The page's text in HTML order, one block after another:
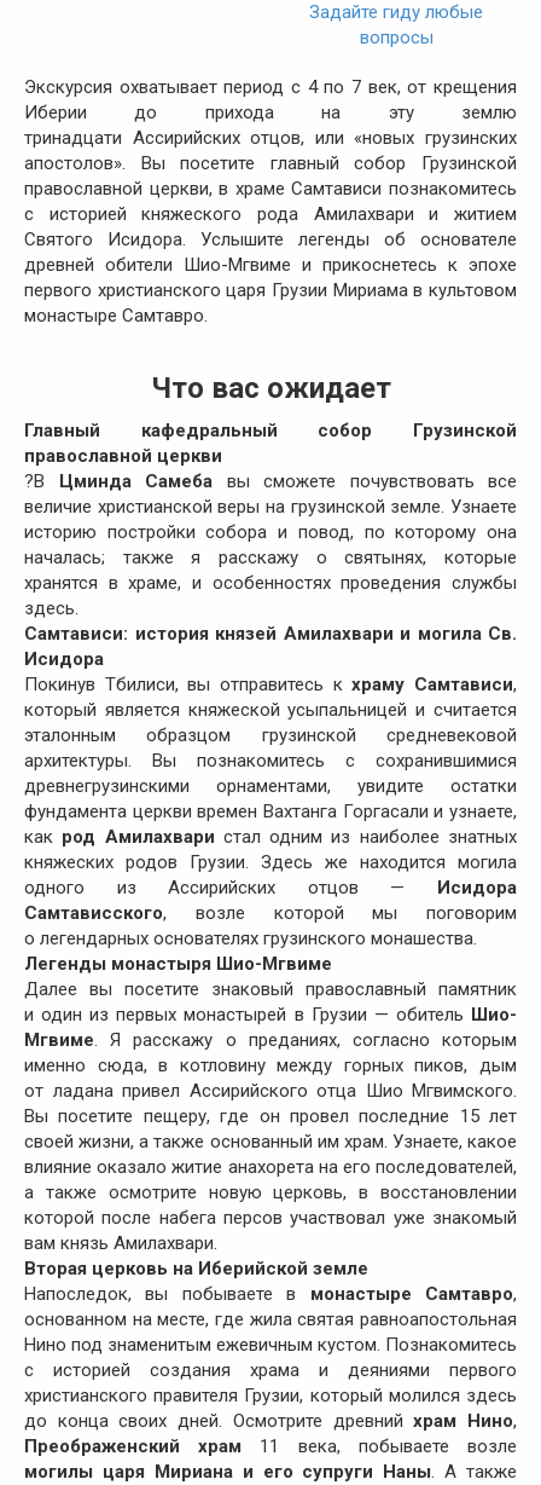
Задайте гиду любые
вопросы
Экскурсия охватывает период с 4 по 7 век, от крещения
Иберии до прихода на эту землю
тринадцати Ассирийских отцов, или «новых грузинских
апостолов». Вы посетите главный собор Грузинской
православной церкви, в храме Самтависи познакомитесь
с историей княжеского рода Амилахвари и житием
Святого Исидора. Услышите легенды об основателе
древней обители Шио-Мгвиме и прикоснетесь к эпохе
первого христианского царя Грузии Мириама в культовом
монастыре Самтавро.
Что вас ожидает
Главный кафедральный собор Грузинской
православной церкви
?В
Цминда Самеба вы сможете почувствовать все
величие христианской веры на грузинской земле. Узнаете
историю постройки собора и повод, по которому она
началась; также я расскажу о святынях, которые
хранятся в храме, и особенностях проведения службы
здесь.
Самтависи: история князей Амилахвари и могила Св.
Исидора
Покинув Тбилиcи, вы отправитесь кхраму Самтависи,
который является княжеской усыпальницей и считается
эталонным образцом грузинской средневековой
архитектуры. Вы познакомитесь с сохранившимися
древнегрузинскими орнаментами, увидите остатки
фундамента церкви времен Вахтанга Горгасали и узнаете,
как род Амилахвари стал одним из наиболее знатных
княжеских родов Грузии. Здесь же находится могила
одного из Ассирийских отцов —
Исидора
Самтависского, возле которой мы поговорим
о легендарных основателях грузинского монашества.
Легенды монастыря Шио-Мгвиме
Далее вы посетите знаковый православный памятник
и один из первых монастырей в Грузии — обитель Шио-
Мгвиме. Я расскажу о преданиях, согласно которым
именно сюда, в котловину между горных пиков, дым
от ладана привел Ассирийского отца Шио Мгвимского.
Вы посетите пещеру, где он провел последние 15 лет
своей жизни, а также основанный им храм. Узнаете, какое
влияние оказало житие анахорета на его последователей,
а также осмотрите новую церковь, в восстановлении
которой после набега персов участвовал уже знакомый
вам князь Амилахвари.
Вторая церковь на Иберийской земле
Напоследок, вы побываете в монастыре Самтавро,
основанном на месте, где жила святая равноапостольная
Нино под знаменитым ежевичным кустом. Познакомитесь
с историей создания храма и деяниями первого
христианского правителя Грузии, который молился здесь
до конца своих дней. Осмотрите древнийхрам Нино,
Преображенский храм 11 века, побываете возле
могилы царя Мириана и его супруги Наны. А также